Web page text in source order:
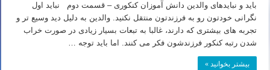
باید و نبایدهای والدین دانش آموزان کنکوری – قسمت دوم نباید اول
نگرانی خودتون رو به فرزندتون منتقل نکنید. والدین به دلیل دید وسیع تر و
تجربه های بیشتری که دارند، غالبا به تبعات بسیار زیادی در صورت خراب
شدن رتبه کنکور فرزندشون فکر می کنند. اما باید توجه …
بیشتر بخوانید »